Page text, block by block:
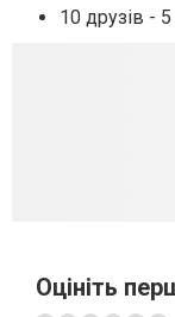
10 друзів -
Оцініть